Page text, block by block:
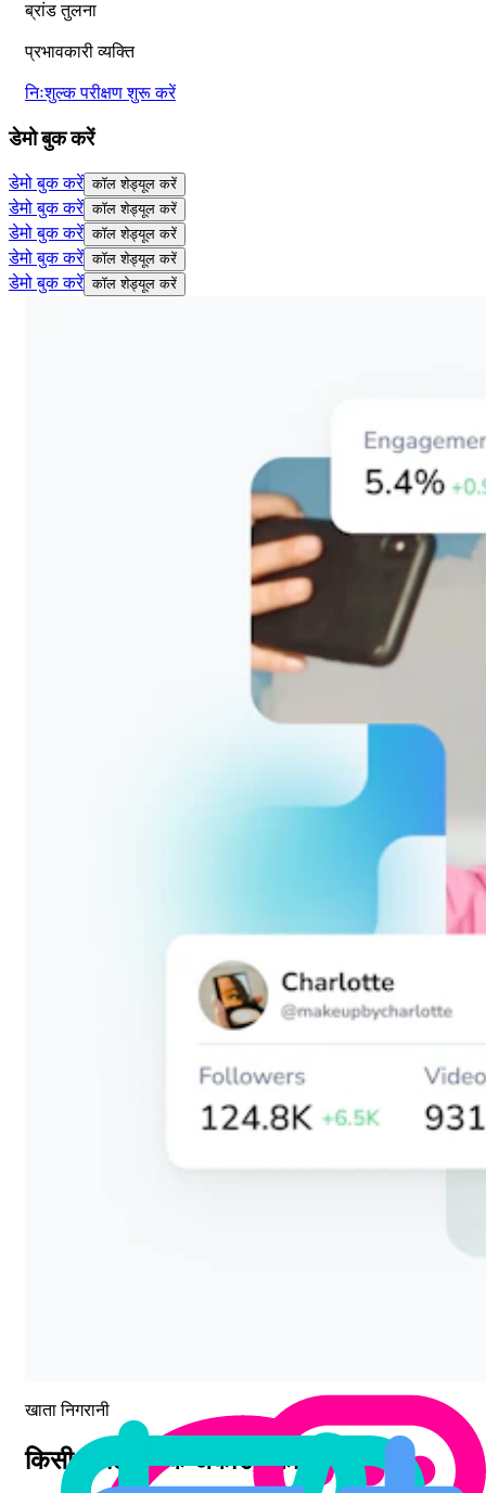
ब्रांड तुलना
प्रभावकारी व्यक्ति
निःशुल्क परीक्षण शुरू करें
डेमो बुक करें
डेमो बुक करें कॉल शेड्यूल करें
डेमो बुक करें कॉल शेड्यूल करें
डेमो बुक करें कॉल शेड्यूल करें
डेमो बुक करें कॉल शेड्यूल करें
डेमो बुक करें कॉल शेड्यूल करें
खाता निगरानी
किसी भी टिकटॉक अकाउंट को ट्रैक करें